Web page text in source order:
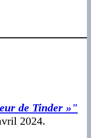
de Tinder »"
2024.